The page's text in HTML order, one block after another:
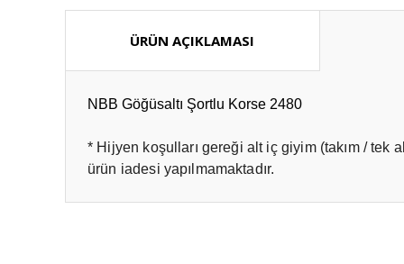
ÜRÜN AÇIKLAMASI
NBB Göğüsaltı Şortlu Korse 2480
* Hijyen koşulları gereği alt iç giyim (takım / tek
ürün iadesi yapılmamaktadır.